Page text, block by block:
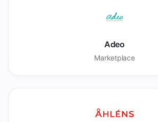
Adeo
Marketplace